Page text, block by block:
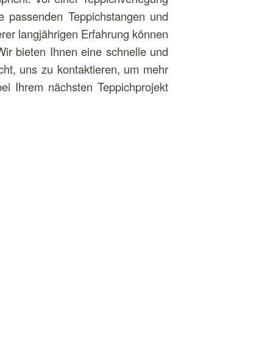
Teppichstangen und
langjährigen Erfahrung können
bieten Ihnen eine schnelle und
uns zu kontaktieren, um mehr
Ihrem nächsten Teppichprojekt